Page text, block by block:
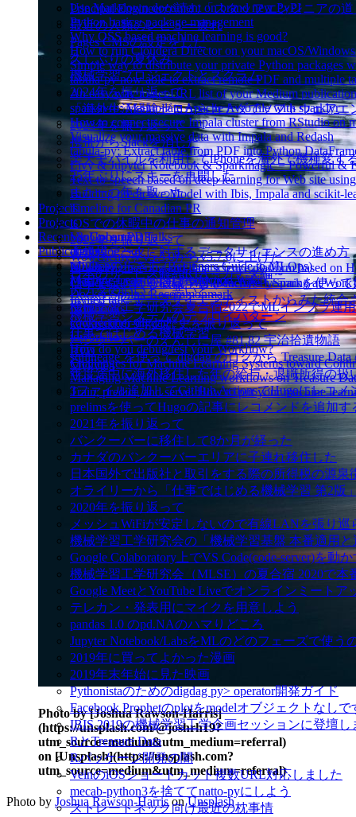
Principal Engineerが読む「スタッフエンジニアの
最近の人類のレビュー疲れ
Pages CMSの設定をした
久しぶりの夏休み
機械学習プロジェクトとスクラム
2024年を振り返って
「海外生活経験ゼロからカナダでソフトウェア
2023年を振り返って
携帯からSlackを消した
楽天モバイルを利用してiPhoneを海外で機種変す
25年ぶりにスキーを再開した
また一つ年を取った
Timeline for Canadian PR
iOSでの休暇中の仕事の通知管理
2022年を振り返って
Wowchemyをv5.5.0からv5.7.0に上げた
日本のサービス解約RTA～カナダ編～
カナダのいいとこ悪いとこ
機械学習工学研究会夏合宿2022でMLインフラ運
kawasaki.rb 9年の歴史を振り返って
バンクーバーのえんじに屋 #81,82 宇治拾遺物語
sqllineage を使って digdag のログから Treasure
年度途中に海外移住した年の給与・退職所得の扱
3ファイル追加してGitHub ActionsでHugoにレコ
prelimsを使ってHugoの記事にレコメンドを追加す
2021年を振り返って
バンクーバーに移住して8か月が経った
カナダのバンクーバーエリアに子連れ移住した
日本国外で出版社と取引をする際の所得税の源泉
オライリーから「仕事ではじめる機械学習 第2版
2020年を振り返って
メッシュWiFiが安定しないので有線LANを張り巡
機械学習工学研究会の「機械学習基盤 本番適用
Google Colaboratory上でVS Code(code-server)を動か
機械学習工学研究会（MLSE）の夏合宿 2020で
Google MeetとYouTube Liveでオンラインミートア
テレカン・発表用にマイクを用意しよう
pandas 1.0 のpd.NAのハマりどころ
Jupyter Notebook/LabsをMLのどのフェーズで使う
2019年に買ってよかった漫画
2019年末年始に見た映画
Pythonistaのためのdigdag py> operator開発ガイド
Facebook Prophetのplotをmodelオブジェクトなしで
IBIS 2019の機械学習工学企画セッションに登壇し
RとTreasure Data
Rパッケージ開発の闇
VeinのiOSショートカット複数URL対応しました
mecab-python3を捨ててnatto-pyにしよう
ストレートネック向け最近の枕事情
Use Markdown document on brand new PyPI
Python basics: package management
Why OSS based machine learning is good?
How to run Cloudera Director on your macOS/
Simple way to distribute your private Python packages
tabula-py now able to extract remote PDF and multiple
An easy way to get URL list of your Medium publication
sparkavro: Manupilate Apache Avro file with sparklyr
How to connect secure Impala cluster from RStudio on
Visualize your massive data with Impala and Redash
tabula-py: Extract table from PDF into Python
Livy & Jupyter Notebook & Sparkmagic = Powerful &
Text-to-speech based on deep learning for Web site
Building predictive Model with Ibis, Impala and scikit-
Projects
Projects
VanGohan PDF
digdaglog2sql
tabula-py
Machine Learning in Production Wiki
Docker Sphinx Recommonmark
Notebooks
cookiecutter-digdag
tdworkflow
RTD
Mykytea
Recent & Upcoming Talks
大規模データに対するデータサイエンスの進め方
A data engineering and data science platform based on
Cloudera Data Science WorkbenchとPySparkを使
Invited talk: データサイエンティストからみた統
機械学習システムのデプロイパターン
仕事ではじめる機械学習
How do you debug/test your Workflow?
Challenges for Machine Learning Systems toward
Managing Machine Learning workflows on Treasure
Train, predict, and serve: How to put your machine
Publications
MLOpsの歩き方 (Beginners Guide to MLOps)
仕事ではじめる機械学習 (Machine Learning at Work)
Photo by [Joshua Rawson-Harris]
(https://unsplash.com/@joshrh19?
utm_source=medium&utm_medium=referral)
on [Unsplash](https://unsplash.com?
utm_source=medium&utm_medium=referral)
Photo by Joshua Rawson-HarrisonUnsplash